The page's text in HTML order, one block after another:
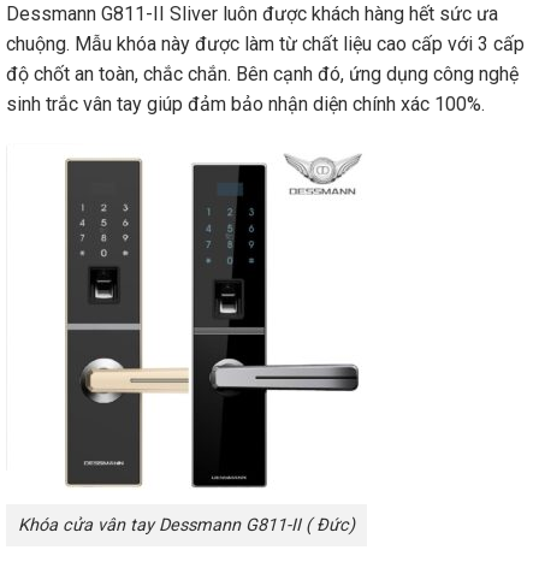
Dessmann G811-II Sliver luôn được khách hàng hết sức ưa
chuộng. Mẫu khóa này được làm từ chất liệu cao cấp với 3 cấp
độ chốt an toàn, chắc chắn. Bên cạnh đó, ứng dụng công nghệ
sinh trắc vân tay giúp đảm bảo nhận diện chính xác 100%.
Khóa cửa vân tay Dessmann G811-II ( Đức)